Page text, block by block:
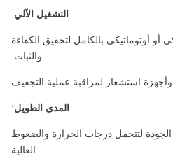
التشغيل الآلي:
أو أوتوماتيكي بالكامل لتحقيق الكفاءة
والثبات.
استشعار لمراقبة عملية التجفيف
المدى الطويل:
لتتحمل درجات الحرارة والضغوط
العالية